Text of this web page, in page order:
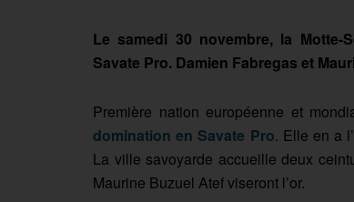
Le samedi 30 novembre, la Motte-
Savate Pro. Damien Fabregas et
Première nation européenne et
domination en Savate Pro. Elle en a
La ville savoyarde accueille deux
Maurine Buzuel Atef viseront l’or.